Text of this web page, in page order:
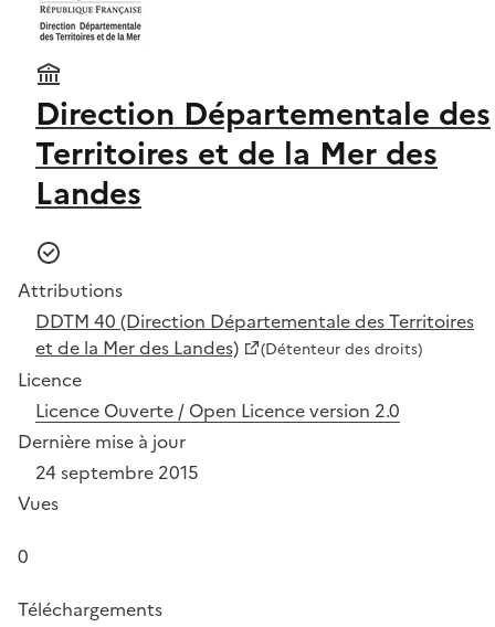
Direction Départementale des
Territoires et de la Mer des
Landes
Attributions
DDTM 40 (Direction Départementale des Territoires
et de la Mer des Landes)
(Détenteur des droits)
Licence
Licence Ouverte / Open Licence version 2.0
Dernière mise à jour
24 septembre 2015
Vues
0
Téléchargements